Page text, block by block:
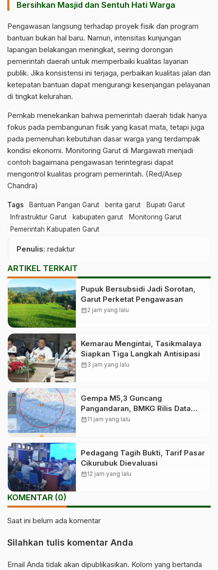
Bersihkan Masjid dan Sentuh Hati Warga
Pengawasan langsung terhadap proyek fisik dan program
bantuan bukan hal baru. Namun, intensitas kunjungan
lapangan belakangan meningkat, seiring dorongan
pemerintah daerah untuk memperbaiki kualitas layanan
publik. Jika konsistensi ini terjaga, perbaikan kualitas jalan dan
ketepatan bantuan dapat mengurangi kesenjangan pelayanan
di tingkat kelurahan.
Pemkab menekankan bahwa pemerintah daerah tidak hanya
fokus pada pembangunan fisik yang kasat mata, tetapi juga
pada pemenuhan kebutuhan dasar warga yang terdampak
kondisi ekonomi. Monitoring Garut di Margawati menjadi
contoh bagaimana pengawasan terintegrasi dapat
mengontrol kualitas program pemerintah. (Red/Asep
Chandra)
Tags Bantuan Pangan Garut berita garut
Bupati Garut
Infrastruktur Garut
kabupaten garut
Monitoring Garut
Pemerintah Kabupaten Garut
Penulis: redaktur
ARTIKEL TERKAIT
Pupuk Bersubsidi Jadi Sorotan,
Garut Perketat Pengawasan
calendar_month2 jam yang lalu
Kemarau Mengintai, Tasikmalaya
Siapkan Tiga Langkah Antisipasi
calendar_month3 jam yang lalu
Gempa M5,3 Guncang
Pangandaran, BMKG Rilis Data
Awal
calendar_month11 jam yang lalu
Pedagang Tagih Bukti, Tarif Pasar
Cikurubuk Dievaluasi
calendar_month12 jam yang lalu
KOMENTAR (0)
Saat ini belum ada komentar
Silahkan tulis komentar Anda
Email Anda tidak akan dipublikasikan. Kolom yang bertanda